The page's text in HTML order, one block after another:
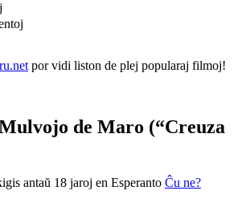
por vidi liston de plej popularaj filmoj!
de Maro (“Creuza
antaŭ 18 jaroj en Esperanto Ĉu ne?